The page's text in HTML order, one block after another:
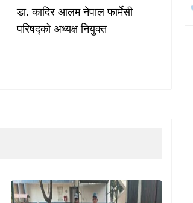
डा. कादिर आलम नेपाल फार्मेसी
परिषद्को अध्यक्ष नियुक्त